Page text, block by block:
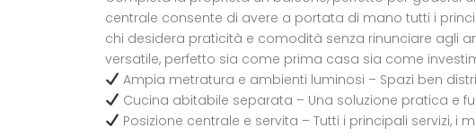
centrale consente di avere a portata di mano tutti i
chi desidera praticità e comodità senza rinunciare agli
versatile, perfetto sia come prima casa sia come
Ampia metratura e ambienti luminosi – Spazi ben
Cucina abitabile separata – Una soluzione pratica e
Posizione centrale e servita – Tutti i principali servizi,